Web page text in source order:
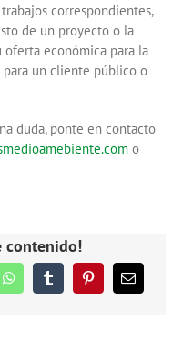
correspondientes,
de un proyecto o la
económica para la
un cliente público o
duda, ponte en contacto
o
contenido!
WhatsAppTumblrPinterestCorreo
electrónico